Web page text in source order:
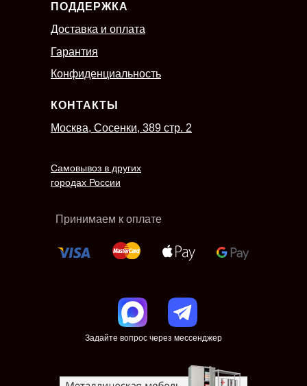
ПОДДЕРЖКА
Гарантия
Конфиденциальность
КОНТАКТЫ
Самовывоз в других
городах России
Принимаем к оплате
Москва, Сосенки, 389 стр. 2
Доставка и оплата
Задайте вопрос через мессенджер